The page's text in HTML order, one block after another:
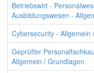
Betriebswirt -
Ausbildungswesen -
Cybersecurity - Allgemein
Geprüfter
Allgemein / Grundlagen